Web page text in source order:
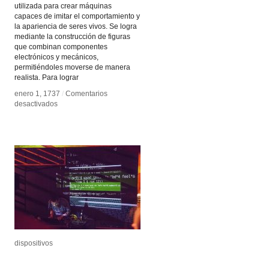
utilizada para crear máquinas
capaces de imitar el comportamiento y
la apariencia de seres vivos. Se logra
mediante la construcción de figuras
que combinan componentes
electrónicos y mecánicos,
permitiéndoles moverse de manera
realista. Para lograr
enero 1, 1737 / Comentarios
desactivadosen
enero 1, 1737 / Comentarios
desactivadosen
dispositivos
dispositivos